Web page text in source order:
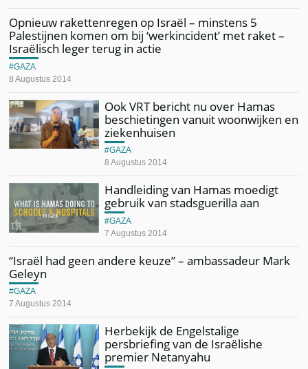
Opnieuw rakettenregen op Israël – minstens 5
Palestijnen komen om bij ‘werkincident’ met raket –
Israëlisch leger terug in actie
8 Augustus 2014
GAZA
Ook VRT bericht nu over Hamas
beschietingen vanuit woonwijken en
ziekenhuisen
8 Augustus 2014
GAZA
Handleiding van Hamas moedigt
gebruik van stadsguerilla aan
7 Augustus 2014
GAZA
“Israël had geen andere keuze” – ambassadeur Mark
Geleyn
7 Augustus 2014
GAZA
Herbekijk de Engelstalige
persbriefing van de Israëlishe
premier Netanyahu